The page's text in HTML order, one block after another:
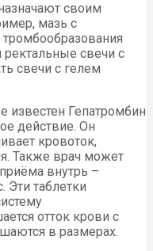
своим
мазь с
свечи с
свечи с гелем
известен Гепатромбин
действие. Он
кровоток,
Также врач может
внутрь –
Эти таблетки
отток крови с
в размерах.